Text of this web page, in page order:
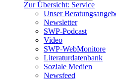
Zur Übersicht: Service
Unser
Newsletter
SWP-Podcast
Video
SWP-WebMonitore
Literaturdatenbank
Soziale Medien
Newsfeed